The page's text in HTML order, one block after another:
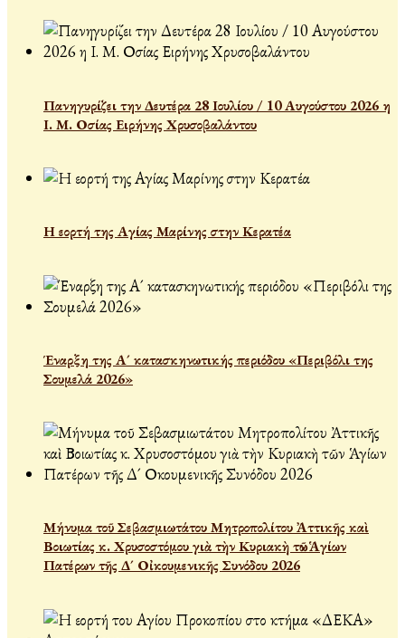
Πανηγυρίζει την Δευτέρα 28 Ιουλίου / 10 Αυγούστου 2026 η
Ι. Μ. Οσίας Ειρήνης Χρυσοβαλάντου
Η εορτή της Αγίας Μαρίνης στην Κερατέα
Έναρξη της Α´ κατασκηνωτικής περιόδου «Περιβόλι της
Σουμελά 2026»
Μήνυμα τοῦ Σεβασμιωτάτου Μητροπολίτου Ἀττικῆς καὶ
Βοιωτίας κ. Χρυσοστόμου γιὰ τὴν Κυριακὴ τῶν Ἁγίων
Πατέρων τῆς Δ´ Οἰκουμενικῆς Συνόδου 2026